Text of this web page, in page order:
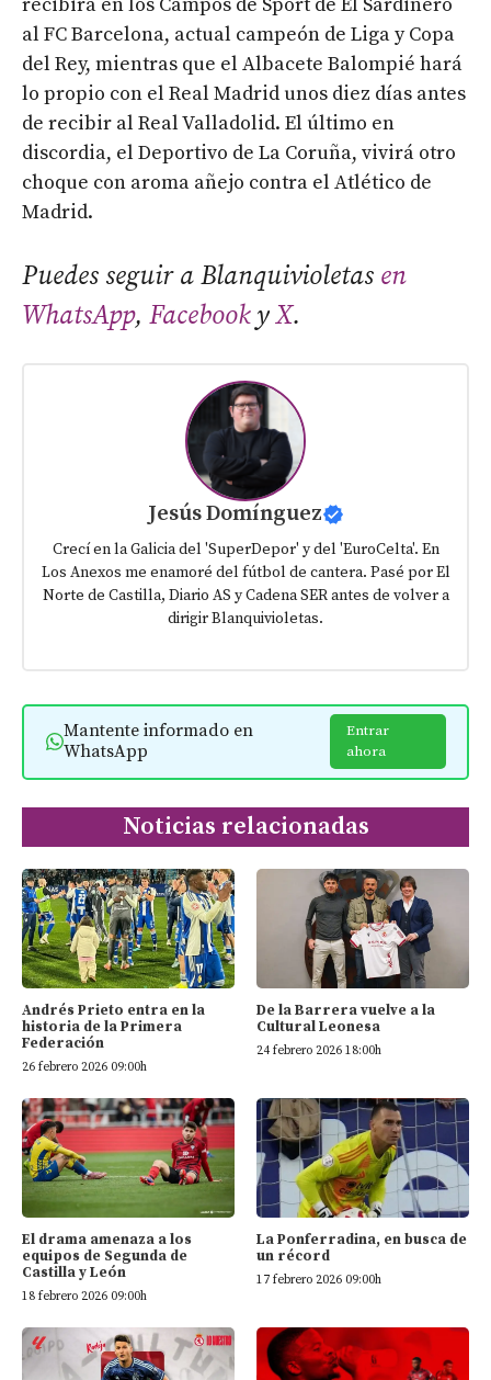
al FC Barcelona, actual campeón de Liga y Copa
del Rey, mientras que el Albacete Balompié hará
lo propio con el Real Madrid unos diez días antes
de recibir al Real Valladolid. El último en
discordia, el Deportivo de La Coruña, vivirá otro
choque con aroma añejo contra el Atlético de
Madrid.
Puedes seguir a Blanquivioletas en
WhatsApp, FacebookyX.
Jesús Domínguez
Crecí en la Galicia del 'SuperDepor' y del 'EuroCelta'. En
Los Anexos me enamoré del fútbol de cantera. Pasé por El
Norte de Castilla, Diario AS y Cadena SER antes de volver a
dirigir Blanquivioletas.
Mantente informado en
WhatsApp
Entrar
ahora
Noticias relacionadas
Andrés Prieto entra en la
historia de la Primera
Federación
26 febrero 2026 09:00h
De la Barrera vuelve a la
Cultural Leonesa
24 febrero 2026 18:00h
El drama amenaza a los
equipos de Segunda de
Castilla y León
18 febrero 2026 09:00h
La Ponferradina, en busca de
un récord
17 febrero 2026 09:00h